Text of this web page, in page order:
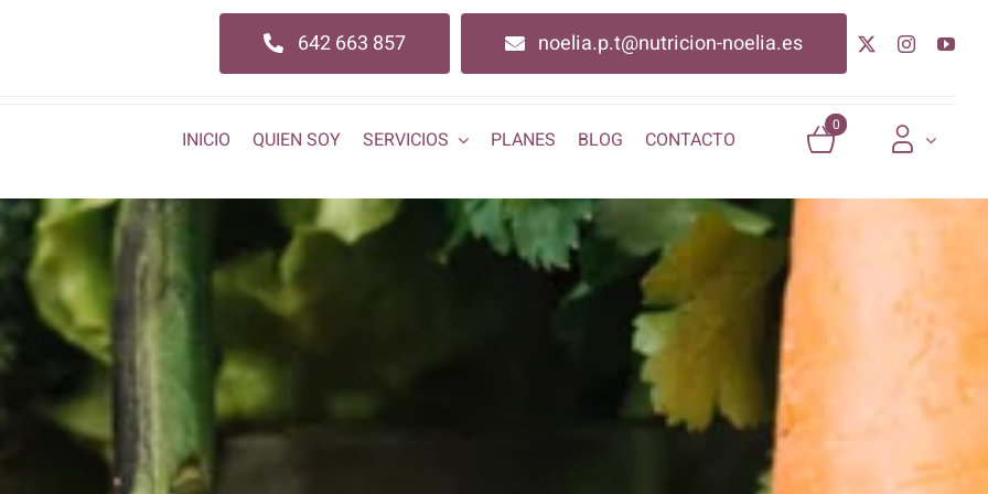
642 663 857 noelia.p.t@nutricion-noelia.es
INICIO QUIEN SOY SERVICIOS PLANES BLOG CONTACTO
0